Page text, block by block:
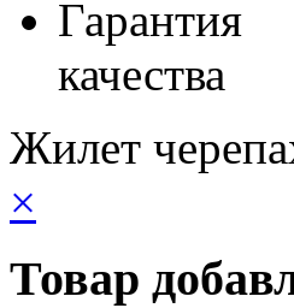
Гарантия
качества
Жилет
×
Товар